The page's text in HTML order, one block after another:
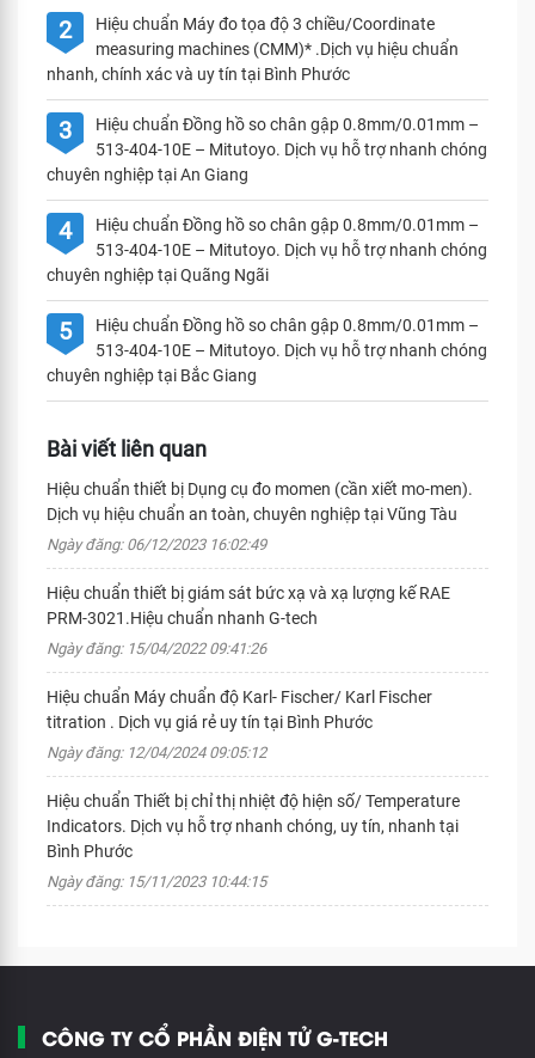
2
Hiệu chuẩn Máy đo tọa độ 3 chiều/Coordinate
measuring machines (CMM)* .Dịch vụ hiệu chuẩn
nhanh, chính xác và uy tín tại Bình Phước
3
Hiệu chuẩn Đồng hồ so chân gập 0.8mm/0.01mm –
513-404-10E – Mitutoyo. Dịch vụ hỗ trợ nhanh chóng
chuyên nghiệp tại An Giang
4
Hiệu chuẩn Đồng hồ so chân gập 0.8mm/0.01mm –
513-404-10E – Mitutoyo. Dịch vụ hỗ trợ nhanh chóng
chuyên nghiệp tại Quãng Ngãi
5
Hiệu chuẩn Đồng hồ so chân gập 0.8mm/0.01mm –
513-404-10E – Mitutoyo. Dịch vụ hỗ trợ nhanh chóng
chuyên nghiệp tại Bắc Giang
Bài viết liên quan
Hiệu chuẩn thiết bị Dụng cụ đo momen (cần xiết mo-men).
Dịch vụ hiệu chuẩn an toàn, chuyên nghiệp tại Vũng Tàu
Ngày đăng: 06/12/2023 16:02:49
Hiệu chuẩn thiết bị giám sát bức xạ và xạ lượng kế RAE
PRM-3021.Hiệu chuẩn nhanh G-tech
Ngày đăng: 15/04/2022 09:41:26
Hiệu chuẩn Máy chuẩn độ Karl- Fischer/ Karl Fischer
titration . Dịch vụ giá rẻ uy tín tại Bình Phước
Ngày đăng: 12/04/2024 09:05:12
Hiệu chuẩn Thiết bị chỉ thị nhiệt độ hiện số/ Temperature
Indicators. Dịch vụ hỗ trợ nhanh chóng, uy tín, nhanh tại
Bình Phước
Ngày đăng: 15/11/2023 10:44:15
CÔNG TY CỔ PHẦN ĐIỆN TỬ G-TECH